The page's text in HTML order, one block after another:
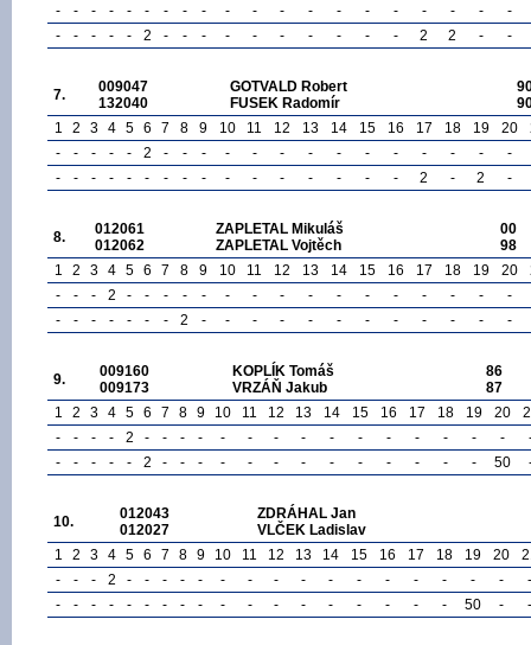
-
- - - - - - - - - - - - - - - - - -
-
-
- - - - 2 - - - - - - - - - - 2 2 - -
7.
009047
132040
GOTVALD Robert
FUSEK Radomír
1
2 3 4 5 6 7 8 9 10 11 12 13 14 15 16 17 18 19 20
-
- - - - 2 - - - - - - - - - - - - -
-
-
- - - - - - - - - - - - - - - 2 - 2 -
8.
012061
012062
ZAPLETAL Mikuláš
ZAPLETAL Vojtěch
00
98
1
2 3 4 5 6 7 8 9 10 11 12 13 14 15 16 17 18 19 20
-
- - 2 - - - - - - - - - - - - - - -
-
-
- - - - - - 2 - - - - - - - - - - - -
9.
009160
009173
KOPLÍK Tomáš
VRZÁŇ Jakub
86
87
1
2 3 4 5 6 7 8 9 10 11 12 13 14 15 16 17 18 19 20
-
- - - 2 - - - - - - - - - - - - - - -
-
- - - - 2 - - - - - - - - - - - - - 50
10.
012043
012027
ZDRÁHAL Jan
VLČEK Ladislav
1
2 3 4 5 6 7 8 9 10 11 12 13 14 15 16 17 18 19 20
-
- - 2 - - - - - - - - - - - - - - - -
-
-
- - - - - - - - - - - - - - - - - 50 - -